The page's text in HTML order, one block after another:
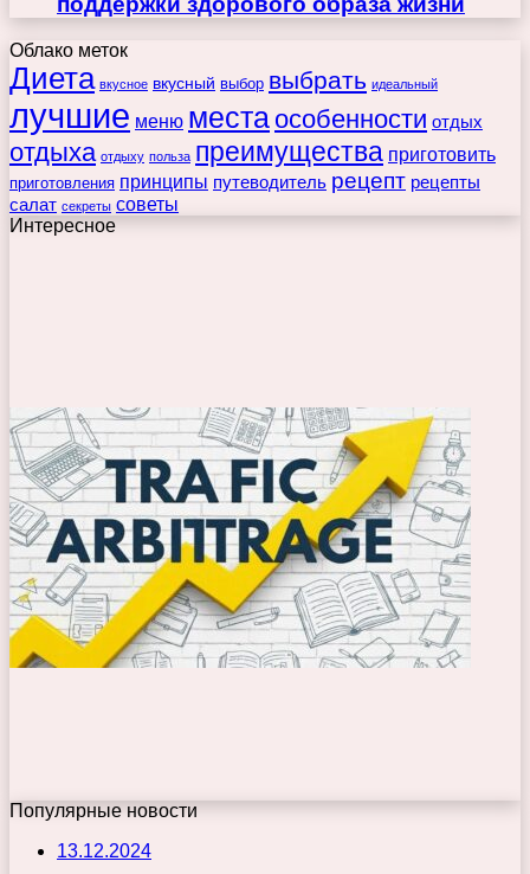
Облако меток
Диета вкусное вкусный выбор выбрать идеальный
лучшие меню места особенности отдых
отдыха отдыху польза преимущества приготовить
приготовления принципы путеводитель рецепт рецепты
салат секреты советы
Интересное
Популярные новости
13.12.2024